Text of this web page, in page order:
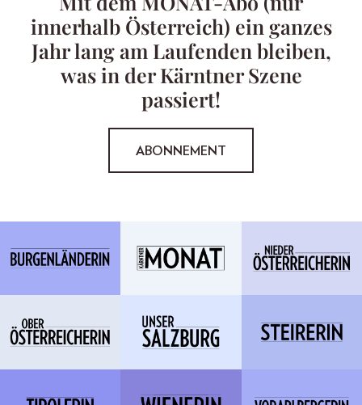
innerhalb Österreich) ein ganzes
Jahr lang am Laufenden bleiben,
was in der Kärntner Szene
passiert!
ABONNEMENT